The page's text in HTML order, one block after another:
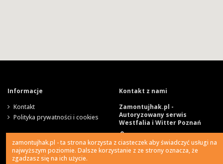
Informacje
Kontakt
Polityka prywatności i cookies
Kontakt z nami
Zamontujhak.pl -
Autoryzowany serwis
Westfalia i Witter Poznań
Szparagowa 4, 62-081
Wysogotowo
zamontujhak.pl - ta strona korzysta z ciasteczek aby świadczyć usługi na
najwyższym poziomie. Dalsze korzystanie z ze strony oznacza, że
zgadzasz się na ich użycie.